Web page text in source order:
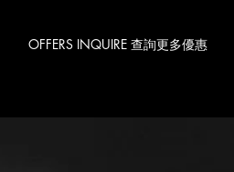
OFFERS INQUIRE 查詢更多優惠